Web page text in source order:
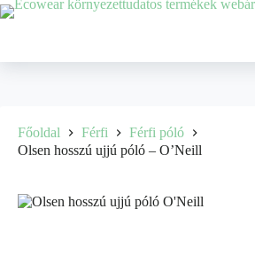
Főoldal Férfi
Férfi póló
Olsen hosszú ujjú póló – O’Neill